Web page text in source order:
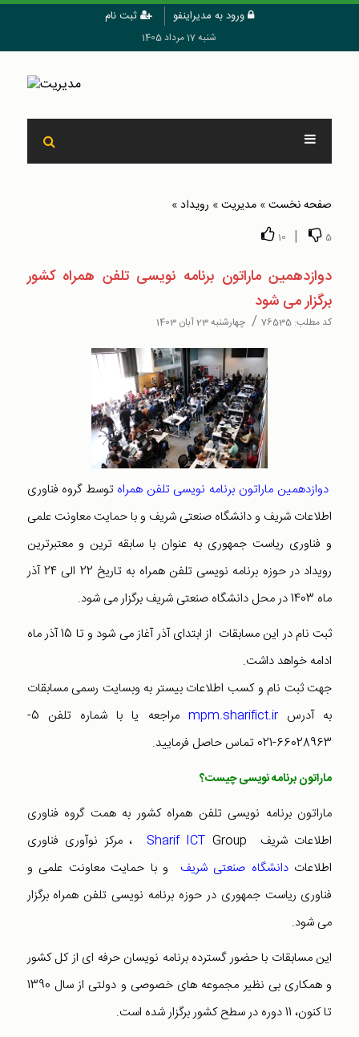
ورود به مدیراینفو ثبت نام
شنبه 17 مرداد 1405
صفحه نخست» مدیریت» رويداد»
5
|
10
دوازدهمین ماراتون برنامه نویسی تلفن همراه کشور
برگزار می شود
کد مطلب: 76535
/ چهارشنبه 23 آبان 1403
دوازدهمین ماراتون برنامه نویسی تلفن همراه توسط گروه فناوری
اطلاعات شریف و دانشگاه صنعتی شریف و با حمایت معاونت علمی
و فناوری ریاست جمهوری به عنوان با سابقه ترین و معتبرترین
رویداد در حوزه برنامه نویسی تلفن همراه به تاریخ 22 الی 24 آذر
ماه 1403 در محل دانشگاه صنعتی شریف برگزار می شود.
ثبت نام در این مسابقات از ابتدای آذر آغاز می شود و تا 15 آذر ماه
ادامه خواهد داشت.
جهت ثبت نام و کسب اطلاعات بیستر به وبسایت رسمی مسابقات
به آدرسmpm.sharifict.ir
مراجعه یا با شماره تلفن 5-
66028963-021 تماس حاصل فرمایید.
ماراتون برنامه نویسی چیست؟
ماراتون برنامه نویسی تلفن همراه کشور به همت گروه فناوری
اطلاعات شریف
Sharif ICT Group ، مرکز نوآوری فناوری
اطلاعاتدانشگاه صنعتی شریف و با حمایت معاونت علمی و
فناوری ریاست جمهوری در حوزه برنامه نویسی تلفن همراه برگزار
می شود.
این مسابقات با حضور گسترده برنامه نویسان حرفه ای از کل کشور
و همکاری بی نظیر مجموعه های خصوصی و دولتی از سال 1390
تا کنون، 11 دوره در سطح کشور برگزار شده است.